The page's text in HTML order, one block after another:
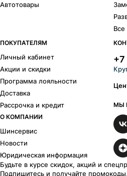
Автотовары
Все
ПОКУПАТЕЛЯМ
Личный кабинет
Акции и скидки
Программа лояльности
Доставка
Рассрочка и кредит
О КОМПАНИИ
Шинсервис
Новости
Юридическая информация
МЫ
Будьте в курсе скидок, акций и
Подпишитесь и получайте